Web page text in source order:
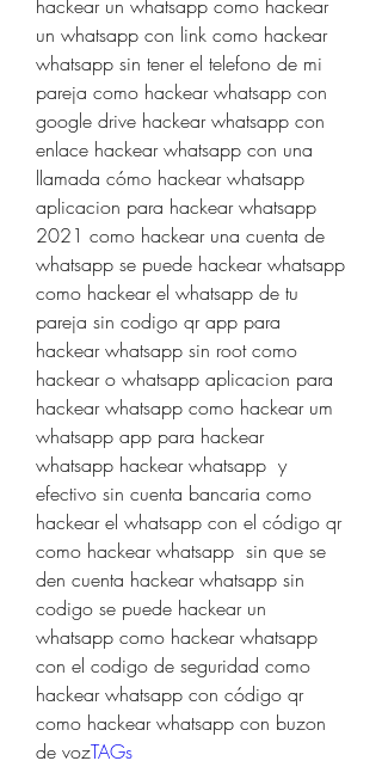
hackear un whatsapp como hackear
un whatsapp con link como hackear
whatsapp sin tener el telefono de mi
pareja como hackear whatsapp con
google drive hackear whatsapp con
enlace hackear whatsapp con una
llamada cómo hackear whatsapp
aplicacion para hackear whatsapp
2021 como hackear una cuenta de
whatsapp se puede hackear whatsapp
como hackear el whatsapp de tu
pareja sin codigo qr app para
hackear whatsapp sin root como
hackear o whatsapp aplicacion para
hackear whatsapp como hackear um
whatsapp app para hackear
whatsapp hackear whatsapp  y
efectivo sin cuenta bancaria como
hackear el whatsapp con el código qr
como hackear whatsapp  sin que se
den cuenta hackear whatsapp sin
codigo se puede hackear un
whatsapp como hackear whatsapp
con el codigo de seguridad como
hackear whatsapp con código qr
como hackear whatsapp con buzon
de vozTAGs